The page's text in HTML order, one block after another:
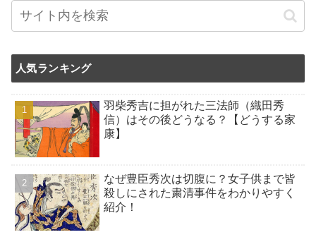
人気ランキング
羽柴秀吉に担がれた三法師（織田秀
信）はその後どうなる？【どうする家
康】
なぜ豊臣秀次は切腹に？女子供まで皆
殺しにされた粛清事件をわかりやすく
紹介！